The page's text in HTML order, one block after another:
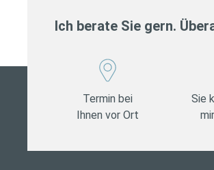
Ich berate Sie gern.
Termin bei
Ihnen vor Ort
Sie